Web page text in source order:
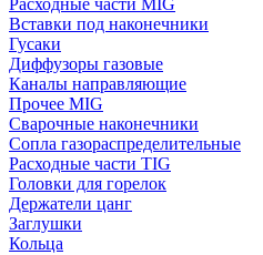
Расходные части MIG
Вставки под наконечники
Гусаки
Диффузоры газовые
Каналы направляющие
Прочее MIG
Сварочные наконечники
Сопла газораспределительные
Расходные части TIG
Головки для горелок
Держатели цанг
Заглушки
Кольца